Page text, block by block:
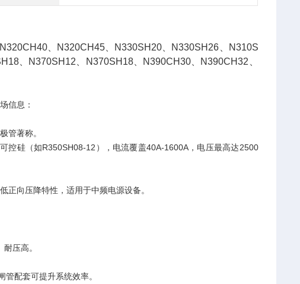
、N320CH45、N330SH20、N330SH26、N310S
、N370SH12、N370SH18、N390CH30、N390CH32、
信息：
管著称。
控硅（如R350SH08-12），电流覆盖40A-1600A，电压最高达2500
正向压降特性，适用于中频电源设备。
压高。
配套可提升系统效率。